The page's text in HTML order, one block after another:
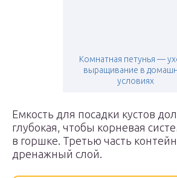
Комнатная петунья —
выращивание в
условиях
Емкость для посадки кустов
глубокая, чтобы корневая
в горшке. Третью часть
дренажный слой.